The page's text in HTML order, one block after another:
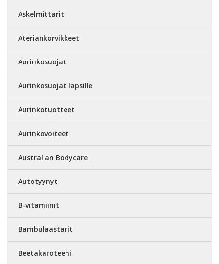
Askelmittarit
Ateriankorvikkeet
Aurinkosuojat
Aurinkosuojat lapsille
Aurinkotuotteet
Aurinkovoiteet
Australian Bodycare
Autotyynyt
B-vitamiinit
Bambulaastarit
Beetakaroteeni